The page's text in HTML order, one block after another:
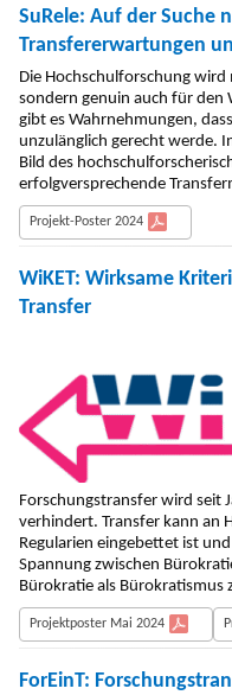
SuRele: Auf der Suche
Transfererwartungen
Hochschulforschung
Die Hochschulforschung
sondern genuin auch für den
gibt es Wahrnehmungen,
unzulänglich gerecht werde.
Bild des
erfolgversprechende
Projekt-Poster 2024
WiKET: Wirksame
Transfer
Forschungstransfer wird seit
verhindert. Transfer kann an
Regularien eingebettet ist
Spannung zwischen
Bürokratie als Bürokratismus
Projektposter Mai 2024
ForEinT: